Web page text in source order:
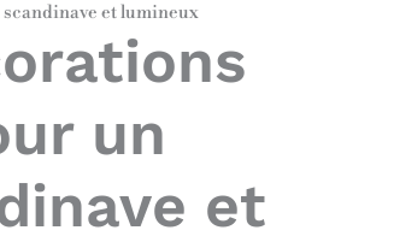
et lumineux
un
et